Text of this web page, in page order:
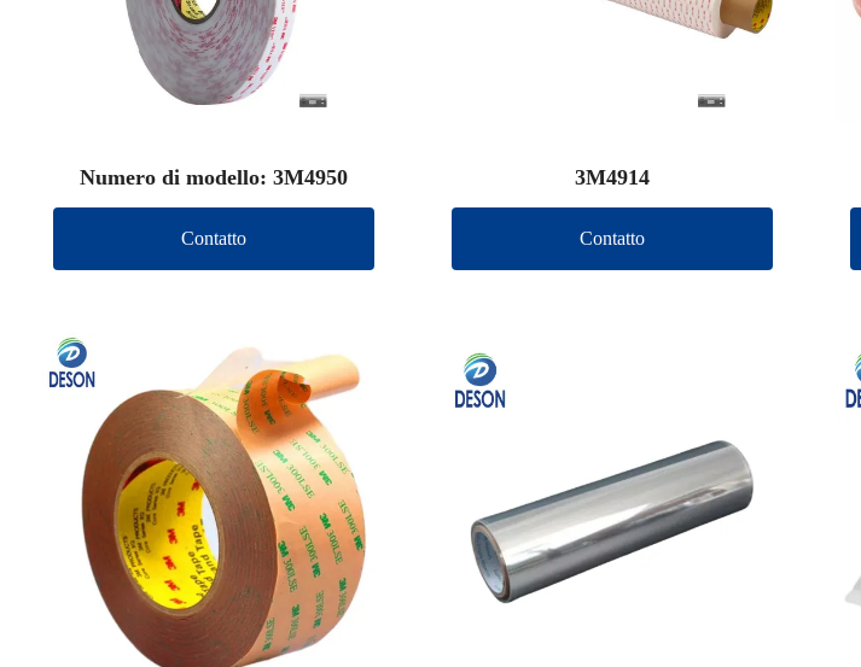
Numero di modello: 3M4950
Contatto
3M4914
Contatto